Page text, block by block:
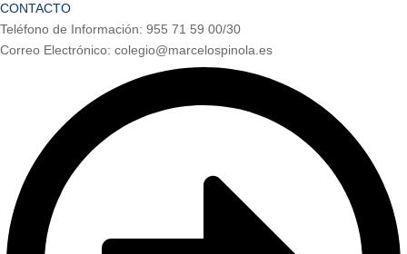
CONTACTO
Teléfono de Información: 955 71 59 00/30
Correo Electrónico: colegio@marcelospinola.es